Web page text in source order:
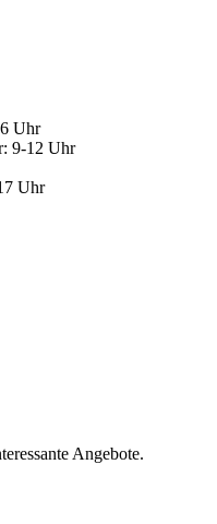
Uhr
9-12 Uhr
Uhr
Angebote.